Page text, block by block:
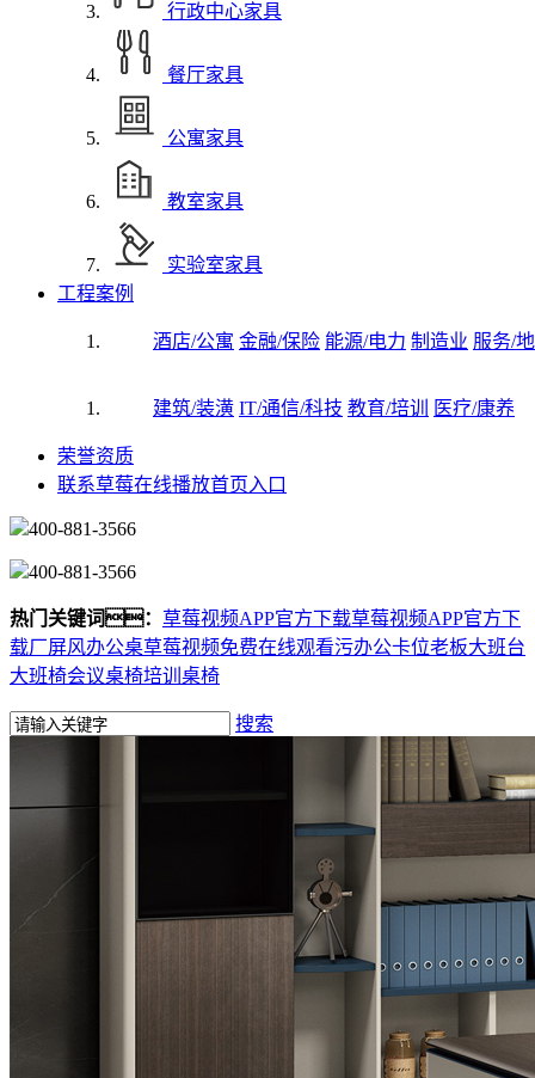
行政中心家具
餐厅家具
公寓家具
教室家具
实验室家具
工程案例
酒店/公寓 金融/保险 能源/电力 制造业 服务/
建筑/装潢 IT/通信/科技 教育/培训 医疗/康养
荣誉资质
联系草莓在线播放首页入口
400-881-3566
400-881-3566
热门关键词： 草莓视频APP官方下载草莓视频APP官方下
载厂屏风办公桌草莓视频免费在线观看污办公卡位老板大班台
大班椅会议桌椅培训桌椅
搜索